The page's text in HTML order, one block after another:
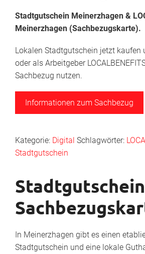
Stadtgutschein Meinerzhagen &
Meinerzhagen (Sachbezugskarte).
Lokalen Stadtgutschein jetzt kaufen
oder als Arbeitgeber
Sachbezug nutzen.
Informationen zum Sachbezug
Kategorie: Digital Schlagwörter:
Stadtgutschein
In Meinerzhagen gibt es einen
Stadtgutschein und eine lokale